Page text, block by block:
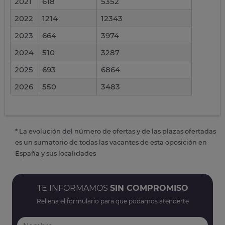
2022
1214
12343
2023
664
3974
2024
510
3287
2025
693
6864
2026
550 3483
* La evolución del número de ofertas y de las plazas ofertadas
es un sumatorio de todas las vacantes de esta oposición en
España y sus localidades
TE INFORMAMOS SIN COMPROMISO
Rellena el formulario para que podamos atenderte